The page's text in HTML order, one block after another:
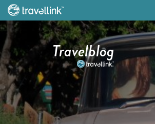
Travelblog